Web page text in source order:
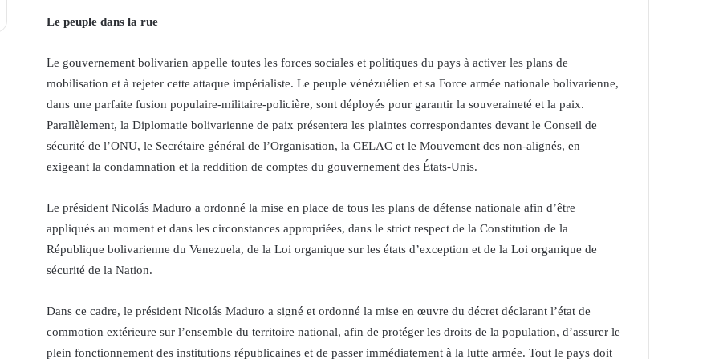
Le peuple dans la rue
Le gouvernement bolivarien appelle toutes les forces sociales et politiques du pays à activer les plans de
mobilisation et à rejeter cette attaque impérialiste. Le peuple vénézuélien et sa Force armée nationale bolivarienne,
dans une parfaite fusion populaire-militaire-policière, sont déployés pour garantir la souveraineté et la paix.
Parallèlement, la Diplomatie bolivarienne de paix présentera les plaintes correspondantes devant le Conseil de
sécurité de l’ONU, le Secrétaire général de l’Organisation, la CELAC et le Mouvement des non-alignés, en
exigeant la condamnation et la reddition de comptes du gouvernement des États-Unis.
Le président Nicolás Maduro a ordonné la mise en place de tous les plans de défense nationale afin d’être
appliqués au moment et dans les circonstances appropriées, dans le strict respect de la Constitution de la
République bolivarienne du Venezuela, de la Loi organique sur les états d’exception et de la Loi organique de
sécurité de la Nation.
Dans ce cadre, le président Nicolás Maduro a signé et ordonné la mise en œuvre du décret déclarant l’état de
commotion extérieure sur l’ensemble du territoire national, afin de protéger les droits de la population, d’assurer le
plein fonctionnement des institutions républicaines et de passer immédiatement à la lutte armée. Tout le pays doit